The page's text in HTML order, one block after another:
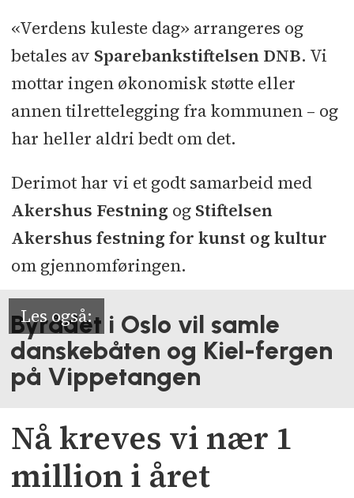
«Verdens kuleste dag» arrangeres og
betales av Sparebankstiftelsen DNB. Vi
mottar ingen økonomisk støtte eller
annen tilrettelegging fra kommunen – og
har heller aldri bedt om det.
Derimot har vi et godt samarbeid med
Akershus Festning og Stiftelsen
Akershus festning for kunst og kultur
om gjennomføringen.
Byrådet i Oslo vil samle
danskebåten og Kiel-fergen
på Vippetangen
Nå kreves vi nær 1
million i året